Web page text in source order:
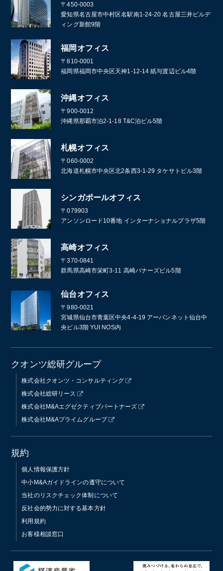
〒450-0003
愛知県名古屋市中村区名駅南1-24-20 名古屋三井ビルデ
ィング新館9階
福岡オフィス
〒810-0001
福岡県福岡市中央区天神1-12-14 紙与渡辺ビル4階
沖縄オフィス
〒900-0012
沖縄県那覇市泊2-1-18 T&C泊ビル5階
札幌オフィス
〒060-0002
北海道札幌市中央区北2条西3-1-29 タケサトビル3階
シンガポールオフィス
〒079903
アンソンロード10番地 インターナショナルプラザ5階
高崎オフィス
〒370-0841
群馬県高崎市栄町3-11 高崎バナーズビル5階
仙台オフィス
〒980-0021
宮城県仙台市青葉区中央4-4-19 アーバンネット仙台中
央ビル3階 YUI NOS内
クオンツ総研グループ
株式会社クオンツ・コンサルティング
株式会社総研リース
株式会社M&Aエグゼクティブパートナーズ
株式会社M&Aプライムグループ
規約
個人情報保護方針
中小M&Aガイドラインの遵守について
当社のリスクチェック体制について
反社会的勢力に対する基本方針
利用規約
お客様相談窓口